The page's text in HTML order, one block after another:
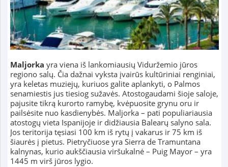
Maljorka yra viena iš lankomiausių Viduržemio jūros
regiono salų. Čia dažnai vyksta įvairūs kultūriniai renginiai,
yra keletas muziejų, kuriuos galite aplankyti, o Palmos
senamiestis jus tiesiog sužavės. Atostogaudami šioje saloje,
pajusite tikrą kurorto ramybę, kvėpuosite grynu oru ir
pailsėsite nuo kasdienybės. Maljorka – pati populiariausia
atostogų vieta Ispanijoje ir didžiausia Balearų salyno sala.
Jos teritorija tęsiasi 100 km iš rytų į vakarus ir 75 km iš
šiaurės į pietus. Pietryčiuose yra Sierra de Tramuntana
kalnynas, kurio aukščiausia viršukalnė – Puig Mayor – yra
1445 m virš jūros lygio.